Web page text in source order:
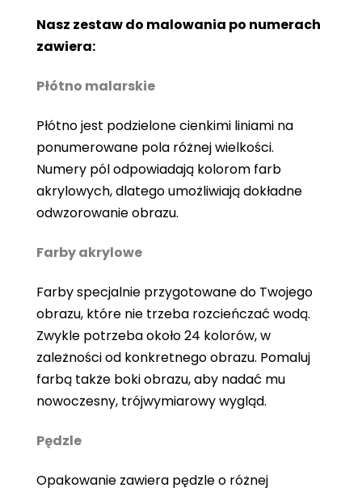
Nasz zestaw do malowania po numerach
zawiera:
Płótno malarskie
Płótno jest podzielone cienkimi liniami na
ponumerowane pola różnej wielkości.
Numery pól odpowiadają kolorom farb
akrylowych, dlatego umożliwiają dokładne
odwzorowanie obrazu.
Farby akrylowe
Farby specjalnie przygotowane do Twojego
obrazu, które nie trzeba rozcieńczać wodą.
Zwykle potrzeba około 24 kolorów, w
zależności od konkretnego obrazu. Pomaluj
farbą także boki obrazu, aby nadać mu
nowoczesny, trójwymiarowy wygląd.
Pędzle
Opakowanie zawiera pędzle o różnej